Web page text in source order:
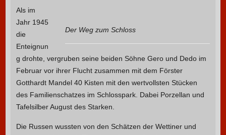
Der Weg zum Schloss
Als im
Jahr 1945
die
Enteignun
g drohte, vergruben seine beiden Söhne Gero und Dedo im
Februar vor ihrer Flucht zusammen mit dem Förster
Gotthardt Mandel 40 Kisten mit den wertvollsten Stücken
des Familienschatzes im Schlosspark. Dabei Porzellan und
Tafelsilber August des Starken.
Die Russen wussten von den Schätzen der Wettiner und